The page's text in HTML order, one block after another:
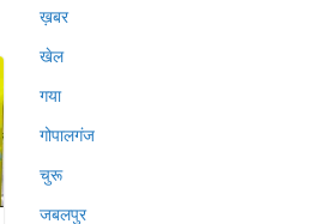
ख़बर
खेल
गया
गोपालगंज
चुरू
जबलपुर